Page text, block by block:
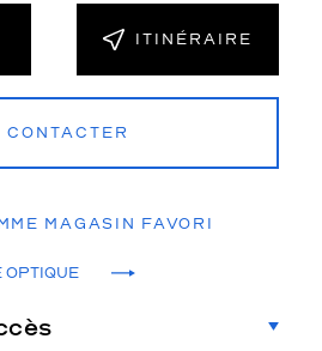
ITINÉRAIRE
CONTACTER
MAGASIN FAVORI
OPTIQUE